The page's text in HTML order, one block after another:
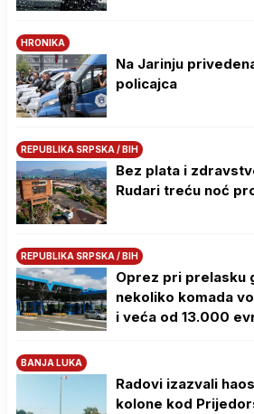
HRONIKA
Na Јarinju
policajca
REPUBLIKA SRPSKA / BIH
Bez plata i
Rudari treću noć
REPUBLIKA SRPSKA / BIH
Oprez pri prelasku
nekoliko komada
i veća od 13.000
BANJA LUKA
Radovi izazvali
kolone kod